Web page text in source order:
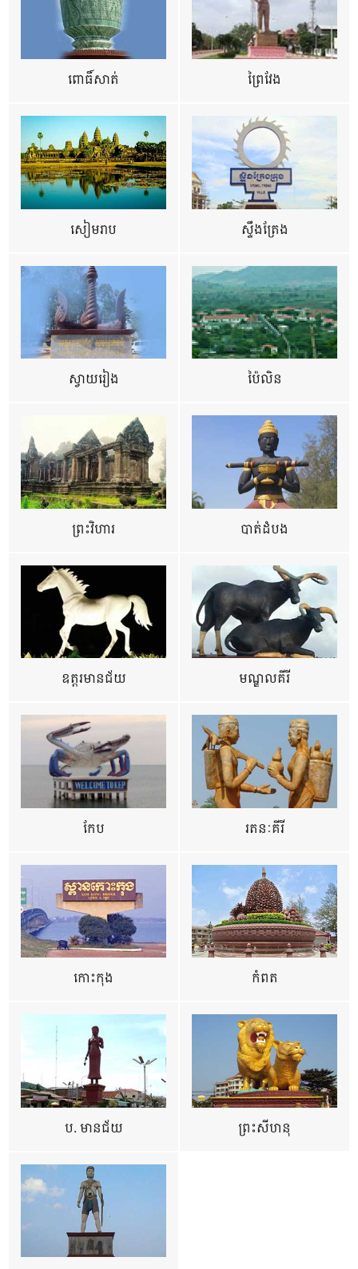
ពោធិ៍សាត់ ព្រៃវែង
សៀមរាប ស្ទឹងត្រែង
ស្វាយរៀង ប៉ៃលិន
ព្រះវិហារ បាត់ដំបង
ឧត្ដរមានជ័យ មណ្ឌលគីរី
កែប រតនៈគីរី
កោះកុង កំពត
ប. មានជ័យ ព្រះសីហនុ